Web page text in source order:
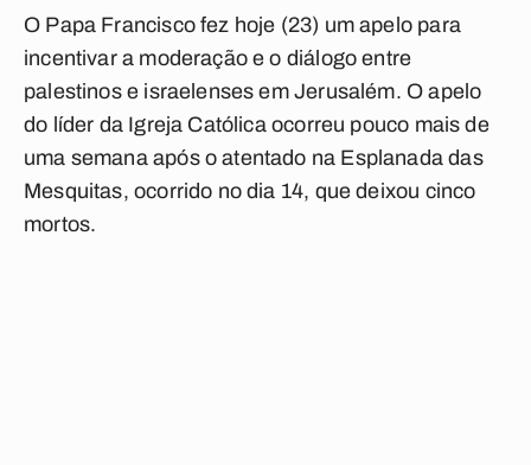
O Papa Francisco fez hoje (23) um apelo para
incentivar a moderação e o diálogo entre
palestinos e israelenses em Jerusalém. O apelo
do líder da Igreja Católica ocorreu pouco mais de
uma semana após o atentado na Esplanada das
Mesquitas, ocorrido no dia 14, que deixou cinco
mortos.